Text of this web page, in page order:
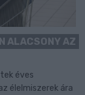
ALACSONY AZ
éves
élelmiszerek ára